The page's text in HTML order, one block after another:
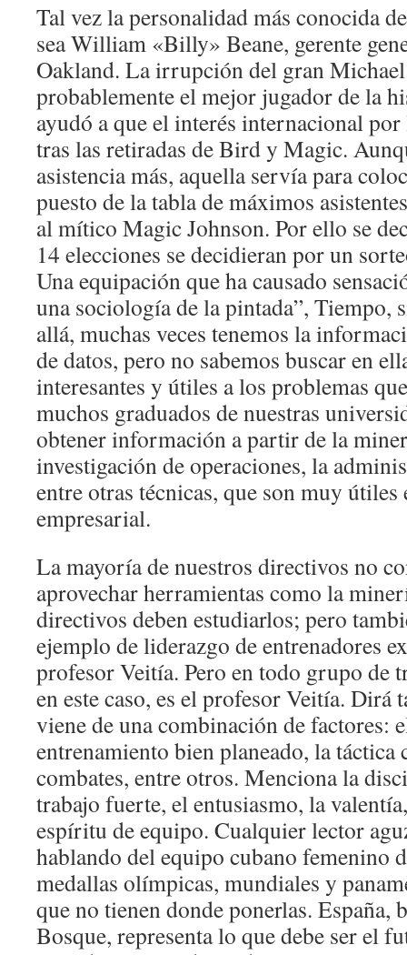
Tal vez la personalidad más conocida
sea William «Billy» Beane, gerente
Oakland. La irrupción del gran
probablemente el mejor jugador de la
ayudó a que el interés internacional
tras las retiradas de Bird y Magic.
asistencia más, aquella servía para
puesto de la tabla de máximos
al mítico Magic Johnson. Por ello se
14 elecciones se decidieran por un
Una equipación que ha causado
una sociología de la pintada”, Tiempo,
allá, muchas veces tenemos la
de datos, pero no sabemos buscar en
interesantes y útiles a los problemas
muchos graduados de nuestras
obtener información a partir de la
investigación de operaciones, la
entre otras técnicas, que son muy útiles
empresarial.
La mayoría de nuestros directivos no
aprovechar herramientas como la
directivos deben estudiarlos; pero
ejemplo de liderazgo de entrenadores
profesor Veitía. Pero en todo grupo de
en este caso, es el profesor Veitía. Dirá
viene de una combinación de factores:
entrenamiento bien planeado, la táctica
combates, entre otros. Menciona la
trabajo fuerte, el entusiasmo, la
espíritu de equipo. Cualquier lector
hablando del equipo cubano femenino
medallas olímpicas, mundiales y
que no tienen donde ponerlas. España,
Bosque, representa lo que debe ser el